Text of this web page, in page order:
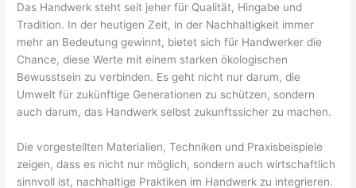
Das Handwerk steht seit jeher für Qualität, Hingabe und
Tradition. In der heutigen Zeit, in der Nachhaltigkeit immer
mehr an Bedeutung gewinnt, bietet sich für Handwerker die
Chance, diese Werte mit einem starken ökologischen
Bewusstsein zu verbinden. Es geht nicht nur darum, die
Umwelt für zukünftige Generationen zu schützen, sondern
auch darum, das Handwerk selbst zukunftssicher zu machen.
Die vorgestellten Materialien, Techniken und Praxisbeispiele
zeigen, dass es nicht nur möglich, sondern auch wirtschaftlich
sinnvoll ist, nachhaltige Praktiken im Handwerk zu integrieren.